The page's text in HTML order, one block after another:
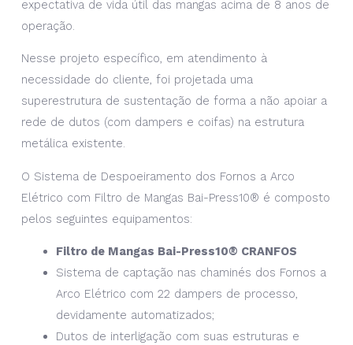
expectativa de vida útil das mangas acima de 8 anos de
operação.
Nesse projeto específico, em atendimento à
necessidade do cliente, foi projetada uma
superestrutura de sustentação de forma a não apoiar a
rede de dutos (com dampers e coifas) na estrutura
metálica existente.
O Sistema de Despoeiramento dos Fornos a Arco
Elétrico com Filtro de Mangas Bai-Press10® é composto
pelos seguintes equipamentos:
Filtro de Mangas Bai-Press10® CRANFOS
Sistema de captação nas chaminés dos Fornos a
Arco Elétrico com 22 dampers de processo,
devidamente automatizados;
Dutos de interligação com suas estruturas e